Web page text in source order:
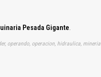
Pesada Gigante
operando, operacion, hidraulica, mineria